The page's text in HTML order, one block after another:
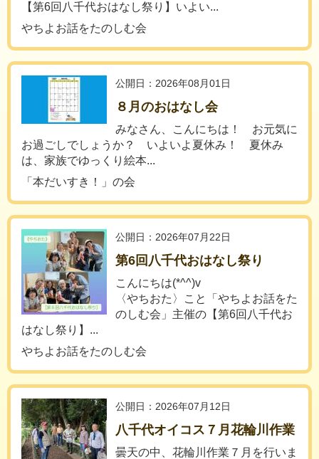
【第6回八千代おはなし祭り】いよい...
やちよお話をたのしむ会
公開日：2026年08月01日
８月のおはなし会
みなさん、こんにちは！ お元気に
お過ごしでしょうか？ いよいよ夏休み！ 夏休み
は、家族でゆっくり絵本...
「本だいすき！」の会
公開日：2026年07月22日
第6回八千代おはなし祭り
こんにちは(*^^)v
〈やちおた〉こと「やちよお話をた
のしむ会」主催の【第6回八千代お
はなし祭り】...
やちよお話をたのしむ会
公開日：2026年07月12日
八千代オイコス７月花輪川作業
曇天の中、花輪川作業７月を行いま